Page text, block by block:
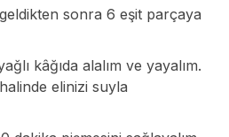
sonra 6 eşit parçaya
kâğıda alalım ve yayalım.
halinde elinizi suyla